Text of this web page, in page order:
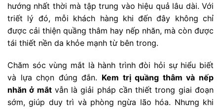
hướng nhất thời mà tập trung vào hiệu quả lâu dài. Với
triết lý đó, mỗi khách hàng khi đến đây không chỉ
được cải thiện quầng thâm hay nếp nhăn, mà còn được
tái thiết nền da khỏe mạnh từ bên trong.
Chăm sóc vùng mắt là hành trình đòi hỏi sự hiểu biết
và lựa chọn đúng đắn. Kem trị quầng thâm và nếp
nhăn ở mắtvẫn là giải pháp cần thiết trong giai đoạn
sớm, giúp duy trì và phòng ngừa lão hóa. Nhưng khi